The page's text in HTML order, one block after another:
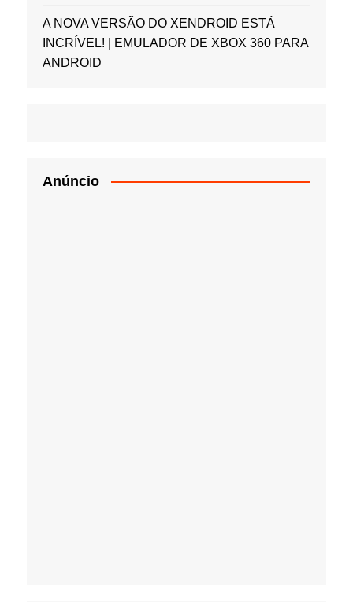
A NOVA VERSÃO DO XENDROID ESTÁ
INCRÍVEL! | EMULADOR DE XBOX 360 PARA
ANDROID
Anúncio